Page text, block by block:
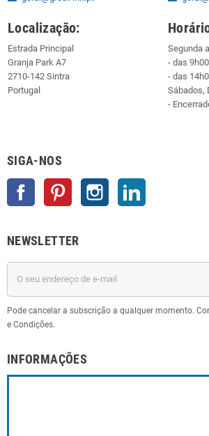
Localização:
Estrada Principal
Granja Park A7
2710-142 Sintra
Portugal
Segunda
- das
- das
Sábados,
-
SIGA-NOS
Facebook Pinterest Instagram
NEWSLETTER
Pode cancelar a subscrição a qualquer momento.
e Condições.
INFORMAÇÕES